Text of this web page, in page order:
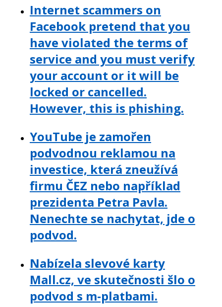
Internet scammers on
Facebook pretend that you
have violated the terms of
service and you must verify
your account or it will be
locked or cancelled.
However, this is phishing.
YouTube je zamořen
podvodnou reklamou na
investice, která zneužívá
firmu ČEZ nebo například
prezidenta Petra Pavla.
Nenechte se nachytat, jde o
podvod.
Nabízela slevové karty
Mall.cz, ve skutečnosti šlo o
podvod s m-platbami.